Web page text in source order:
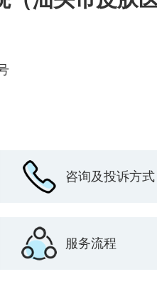
咨询及投诉方式
服务流程